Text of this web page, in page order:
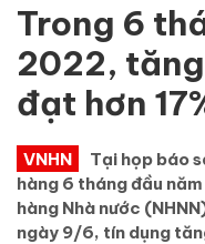
Trong 6
2022,
đạt hơn
VNHN
Tại họp báo
hàng 6 tháng đầu
hàng Nhà nước
ngày 9/6, tín dụng